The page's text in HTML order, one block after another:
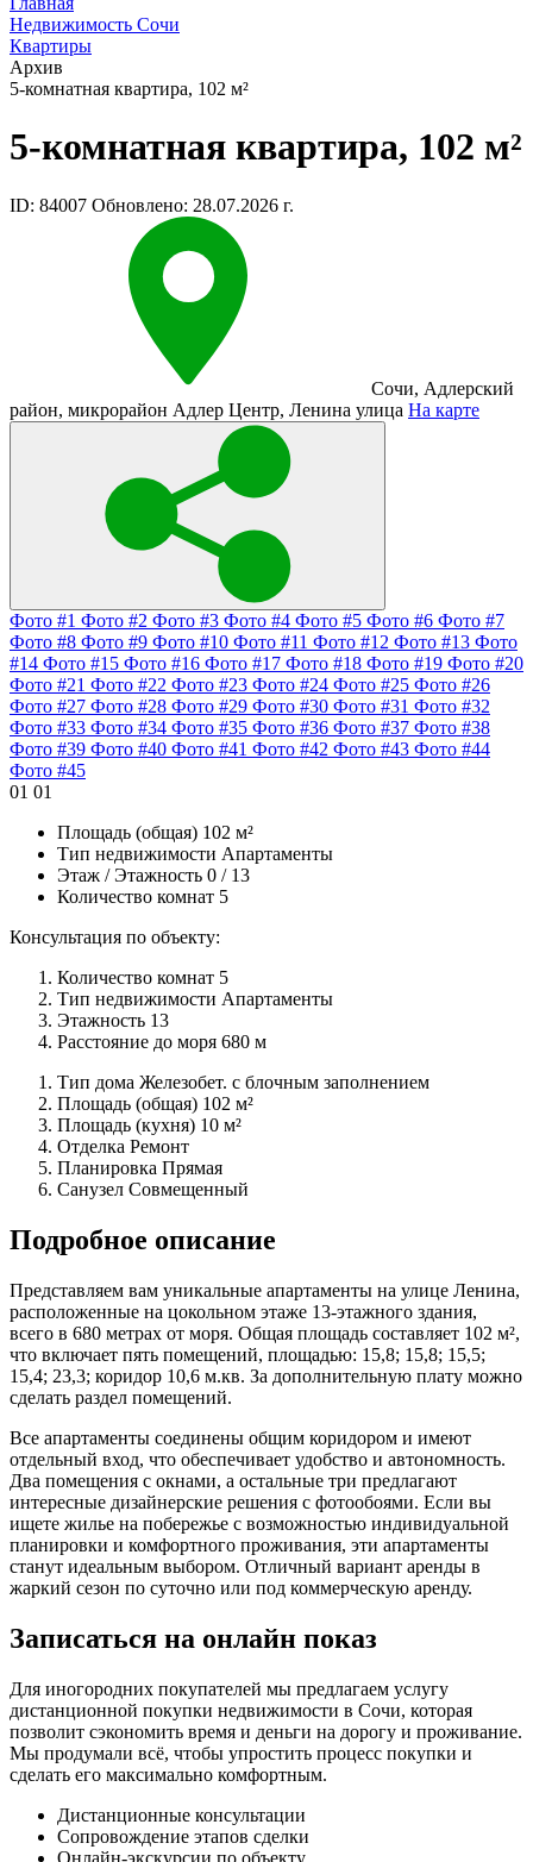
Недвижимость Сочи
Квартиры
Архив
5-комнатная квартира, 102 м²
5-комнатная квартира, 102 м²
ID: 84007 Обновлено: 28.07.2026 г.
Сочи, Адлерский
район, микрорайон Адлер Центр, Ленина улица На карте
Фото #1 Фото #2 Фото #3 Фото #4 Фото #5 Фото #6 Фото #7
Фото #8 Фото #9 Фото #10 Фото #11 Фото #12 Фото #13 Фото
#14 Фото #15 Фото #16 Фото #17 Фото #18 Фото #19 Фото #20
Фото #21 Фото #22 Фото #23 Фото #24 Фото #25 Фото #26
Фото #27 Фото #28 Фото #29 Фото #30 Фото #31 Фото #32
Фото #33 Фото #34 Фото #35 Фото #36 Фото #37 Фото #38
Фото #39 Фото #40 Фото #41 Фото #42 Фото #43 Фото #44
Фото #45
01 01
Площадь (общая) 102 м²
Тип недвижимости Апартаменты
Этаж / Этажность 0 / 13
Количество комнат 5
Консультация по объекту:
Количество комнат 5
Тип недвижимости Апартаменты
Этажность 13
Расстояние до моря 680 м
Тип дома Железобет. с блочным заполнением
Площадь (общая) 102 м²
Площадь (кухня) 10 м²
Отделка Ремонт
Планировка Прямая
Санузел Совмещенный
Подробное описание
Представляем вам уникальные апартаменты на улице Ленина,
расположенные на цокольном этаже 13-этажного здания,
всего в 680 метрах от моря. Общая площадь составляет 102 м²,
что включает пять помещений, площадью: 15,8; 15,8; 15,5;
15,4; 23,3; коридор 10,6 м.кв. За дополнительную плату можно
сделать раздел помещений.
Все апартаменты соединены общим коридором и имеют
отдельный вход, что обеспечивает удобство и автономность.
Два помещения с окнами, а остальные три предлагают
интересные дизайнерские решения с фотообоями. Если вы
ищете жилье на побережье с возможностью индивидуальной
планировки и комфортного проживания, эти апартаменты
станут идеальным выбором. Отличный вариант аренды в
жаркий сезон по суточно или под коммерческую аренду.
Записаться на онлайн показ
Для иногородних покупателей мы предлагаем услугу
дистанционной покупки недвижимости в Сочи, которая
позволит сэкономить время и деньги на дорогу и проживание.
Мы продумали всё, чтобы упростить процесс покупки и
сделать его максимально комфортным.
Дистанционные консультации
Сопровождение этапов сделки
Онлайн-экскурсии по объекту